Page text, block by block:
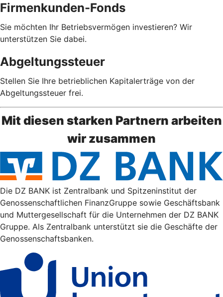
Firmenkunden-Fonds
Sie möchten Ihr Betriebsvermögen investieren? Wir
unterstützen Sie dabei.
Abgeltungssteuer
Stellen Sie Ihre betrieblichen Kapitalerträge von der
Abgeltungssteuer frei.
Mit diesen starken Partnern arbeiten
wir zusammen
Die DZ BANK ist Zentralbank und Spitzeninstitut der
Genossenschaftlichen FinanzGruppe sowie Geschäftsbank
und Muttergesellschaft für die Unternehmen der DZ BANK
Gruppe. Als Zentralbank unterstützt sie die Geschäfte der
Genossenschaftsbanken.